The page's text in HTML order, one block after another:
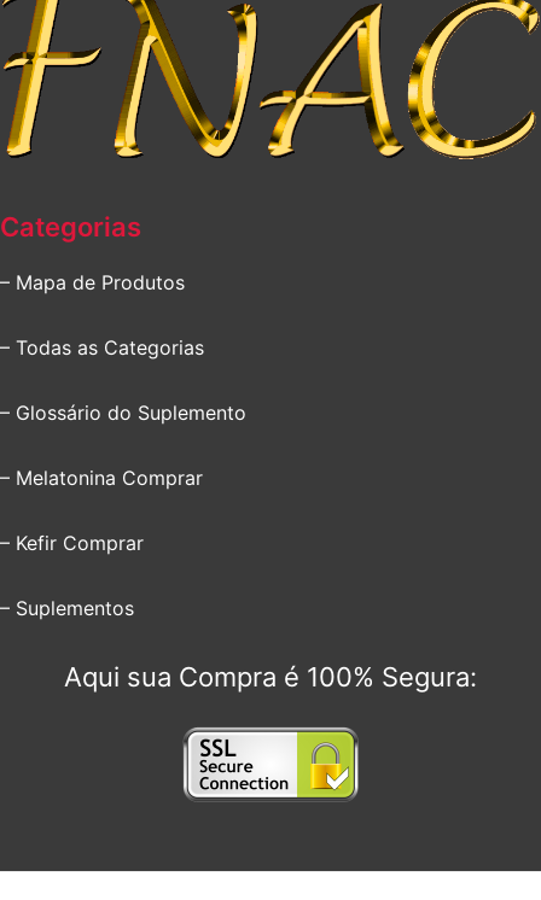
Categorias
– Mapa de Produtos
– Todas as Categorias
– Glossário do Suplemento
– Melatonina Comprar
– Kefir Comprar
– Suplementos
Aqui sua Compra é 100% Segura: